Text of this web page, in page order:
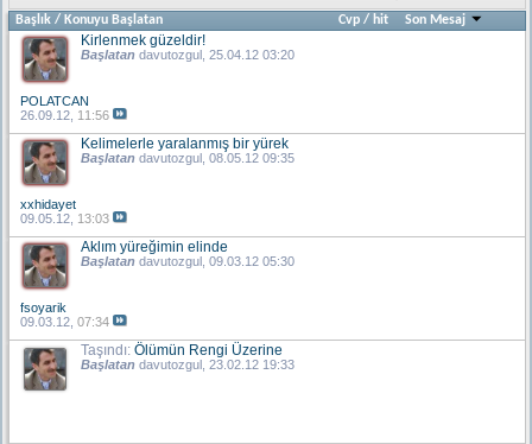
Başlık / Konuyu Başlatan Cvp /hit Son Mesaj
Kirlenmek güzeldir!
Başlatan davutozgul , 25.04.12 03:20
POLATCAN
26.09.12, 11:56
Kelimelerle yaralanmış bir yürek
Başlatan davutozgul , 08.05.12 09:35
xxhidayet
09.05.12, 13:03
Aklım yüreğimin elinde
Başlatan davutozgul , 09.03.12 05:30
fsoyarik
09.03.12, 07:34
Taşındı: Ölümün Rengi Üzerine
Başlatan davutozgul , 23.02.12 19:33